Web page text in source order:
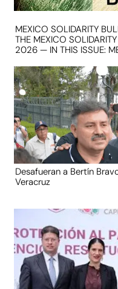
MEXICO SOLIDARITY
THE MEXICO
2026 — IN THIS ISSUE:
Desafueran a Bertín
Veracruz